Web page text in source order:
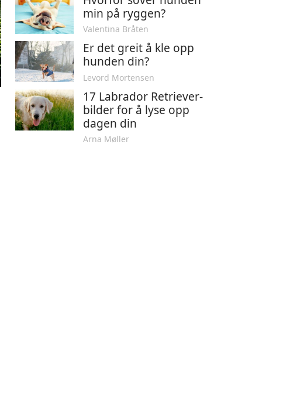
min på ryggen?
Valentina Bråten
Er det greit å kle opp
hunden din?
Levord Mortensen
17 Labrador Retriever-
bilder for å lyse opp
dagen din
Arna Møller